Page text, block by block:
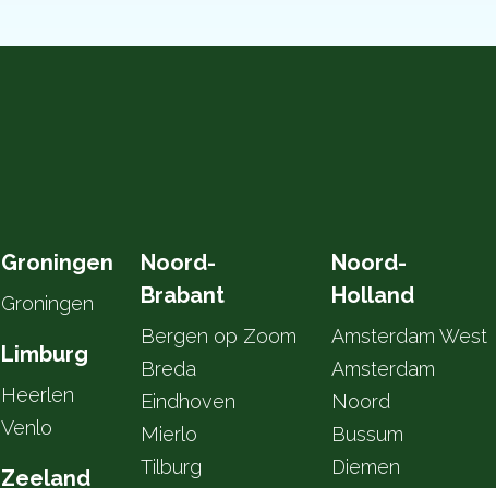
Groningen
Groningen
Limburg
Heerlen
Venlo
Zeeland
Noord-
Brabant
Bergen op Zoom
Breda
Eindhoven
Mierlo
Tilburg
Noord-
Holland
Amsterdam West
Amsterdam
Noord
Bussum
Diemen